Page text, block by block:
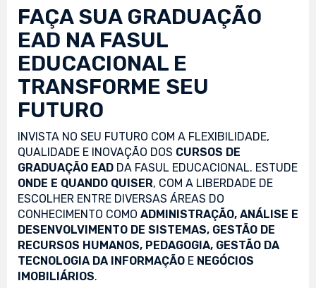
FAÇA SUA GRADUAÇÃO
EAD NA FASUL
EDUCACIONAL E
TRANSFORME SEU
FUTURO
INVISTA NO SEU FUTURO COM A FLEXIBILIDADE,
QUALIDADE E INOVAÇÃO DOS CURSOS DE
GRADUAÇÃO EAD DA FASUL EDUCACIONAL. ESTUDE
ONDE E QUANDO QUISER, COM A LIBERDADE DE
ESCOLHER ENTRE DIVERSAS ÁREAS DO
CONHECIMENTO COMO ADMINISTRAÇÃO, ANÁLISE E
DESENVOLVIMENTO DE SISTEMAS, GESTÃO DE
RECURSOS HUMANOS, PEDAGOGIA, GESTÃO DA
TECNOLOGIA DA INFORMAÇÃO E NEGÓCIOS
IMOBILIÁRIOS.